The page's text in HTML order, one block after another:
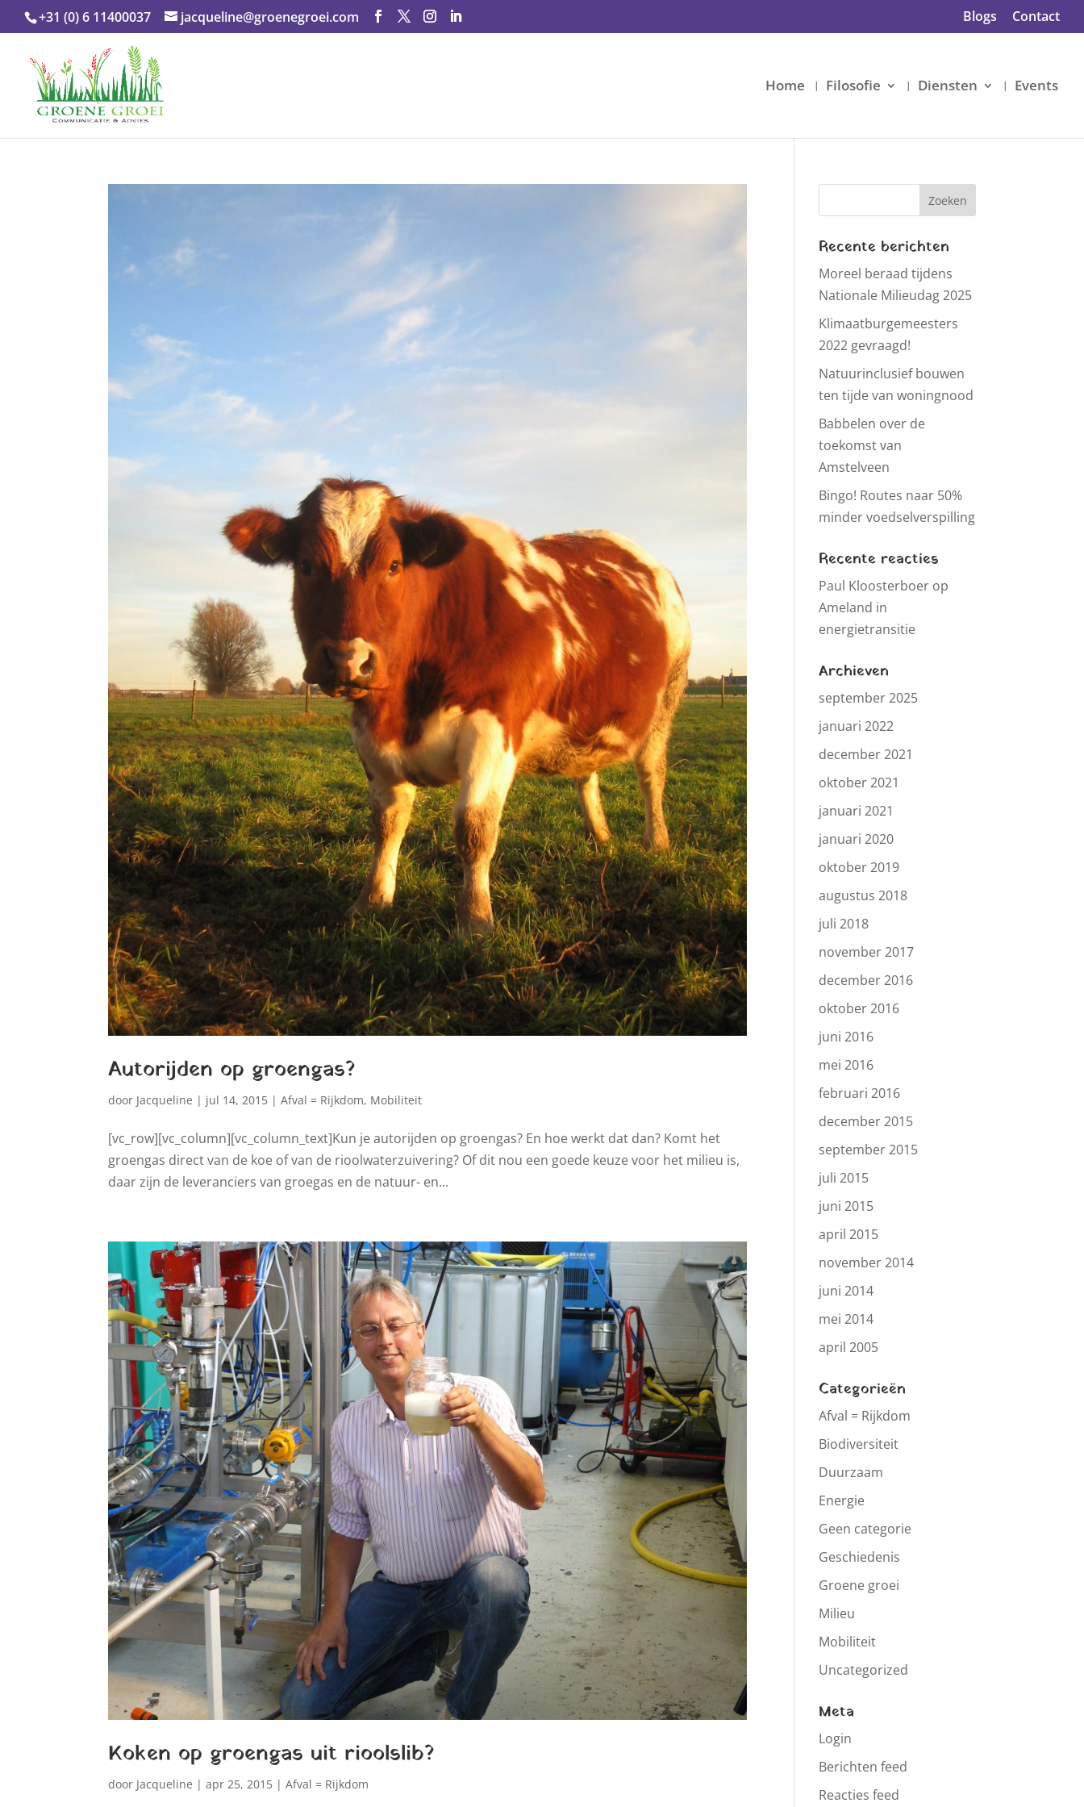
+31 (0) 6 11400037 jacqueline@groenegroei.com Blogs Contact
Home Filosofie Diensten Events
Autorijden op groengas?
door Jacqueline | jul 14, 2015 |Afval = Rijkdom, Mobiliteit
[vc_row][vc_column][vc_column_text]Kun je autorijden op groengas? En hoe werkt dat dan? Komt het
groengas direct van de koe of van de rioolwaterzuivering? Of dit nou een goede keuze voor het milieu is,
daar zijn de leveranciers van groegas en de natuur- en...
Koken op groengas uit rioolslib?
door Jacqueline |apr 25, 2015 |Afval = Rijkdom
Recente berichten
Moreel beraad tijdens
Nationale Milieudag 2025
Klimaatburgemeesters
2022 gevraagd!
Natuurinclusief bouwen
ten tijde van woningnood
Babbelen over de
toekomst van
Amstelveen
Bingo! Routes naar 50%
minder voedselverspilling
Recente reacties
Paul Kloosterboer op
Ameland in
energietransitie
Archieven
september 2025
januari 2022
december 2021
oktober 2021
januari 2021
januari 2020
oktober 2019
augustus 2018
juli 2018
november 2017
december 2016
oktober 2016
juni 2016
mei 2016
februari 2016
december 2015
september 2015
juli 2015
juni 2015
april 2015
november 2014
juni 2014
mei 2014
april 2005
Categorieën
Afval = Rijkdom
Biodiversiteit
Duurzaam
Energie
Geen categorie
Geschiedenis
Groene groei
Milieu
Mobiliteit
Uncategorized
Meta
Login
Berichten feed
Reacties feed